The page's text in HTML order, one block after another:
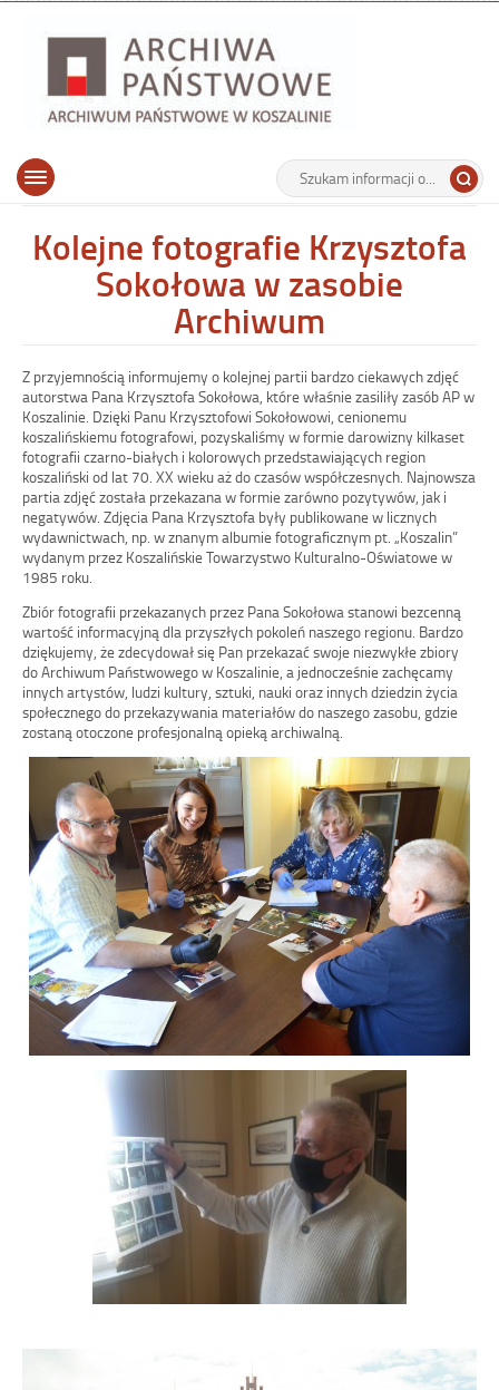
Archiwum Państwowe w Koszalinie
Wyszukiwarka
Tutaj
wpisz
Górne
Otwórz
Kolejne fotografie Krzysztofa
Sokołowa w zasobie
Archiwum
Z przyjemnością informujemy o kolejnej partii bardzo ciekawych zdjęć
autorstwa Pana Krzysztofa Sokołowa, które właśnie zasiliły zasób AP w
Koszalinie. Dzięki Panu Krzysztofowi Sokołowowi, cenionemu
koszalińskiemu fotografowi, pozyskaliśmy w formie darowizny kilkaset
fotografii czarno-białych i kolorowych przedstawiających region
koszaliński od lat 70. XX wieku aż do czasów współczesnych. Najnowsza
partia zdjęć została przekazana w formie zarówno pozytywów, jak i
negatywów. Zdjęcia Pana Krzysztofa były publikowane w licznych
wydawnictwach, np. w znanym albumie fotograficznym pt. „Koszalin”
wydanym przez Koszalińskie Towarzystwo Kulturalno-Oświatowe w
1985 roku.
Zbiór fotografii przekazanych przez Pana Sokołowa stanowi bezcenną
wartość informacyjną dla przyszłych pokoleń naszego regionu. Bardzo
dziękujemy, że zdecydował się Pan przekazać swoje niezwykłe zbiory
do Archiwum Państwowego w Koszalinie, a jednocześnie zachęcamy
innych artystów, ludzi kultury, sztuki, nauki oraz innych dziedzin życia
społecznego do przekazywania materiałów do naszego zasobu, gdzie
zostaną otoczone profesjonalną opieką archiwalną.